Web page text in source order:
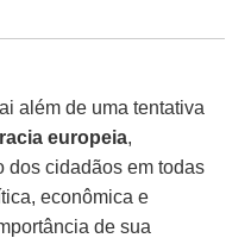
além de uma tentativa
europeia,
dos cidadãos em todas
econômica e
de sua